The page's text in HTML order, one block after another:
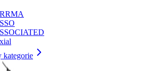
kategorie